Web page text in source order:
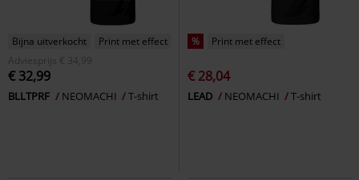
Bijna uitverkocht
Print met effect
Adviesprijs
€ 34,99
€ 32,99
BLLTPRF NEOMACHI T-shirt
% Print met effect
€ 28,04
LEAD NEOMACHI T-shirt